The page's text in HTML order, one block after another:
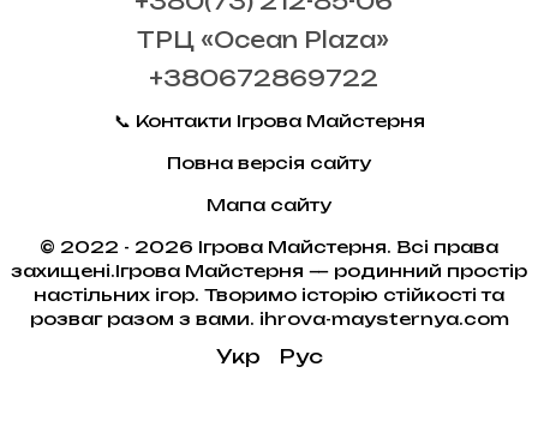
ТРЦ «Ocean Plaza»
+380672869722
📞 Контакти Ігрова Майстерня
Повна версія сайту
Мапа сайту
© 2022 - 2026 Ігрова Майстерня. Всі права
захищені.Ігрова Майстерня — родинний простір
настільних ігор. Творимо історію стійкості та
розваг разом з вами. ihrova-maysternya.com
Укр Рус